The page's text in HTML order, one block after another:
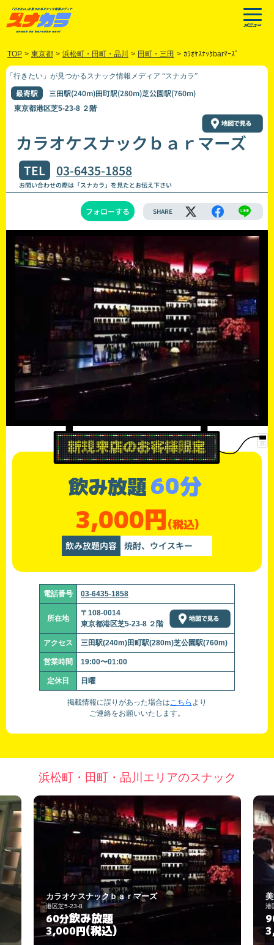
TOP > 東京都 > 浜松町・田町・品川 > 田町・三田 > ｶﾗｵｹｽﾅｯｸbarﾏｰｽﾞ
「行きたい」が見つかるスナック情報メディア “スナカラ”
最寄駅 三田駅(240m)田町駅(280m)芝公園駅(760m)
東京都港区芝5-23-8 ２階
カラオケスナックｂａｒマーズ
TEL 03-6435-1858
お問い合わせの際は「スナカラ」を見たとお伝え下さい
フォローする SHARE
飲み放題60分
3,000円(税込)
飲み放題内容 焼酎、ウイスキー
電話番号 03-6435-1858
所在地
〒108-0014
東京都港区芝5-23-8 ２階
アクセス 三田駅(240m)田町駅(280m)芝公園駅(760m)
営業時間 19:00〜01:00
定休日 日曜
掲載情報に誤りがあった場合はこちら より
ご連絡をお願いいたします。
浜松町・田町・品川エリアのスナック
美沙
港区芝5-26-10
90分飲み放題
3,000円